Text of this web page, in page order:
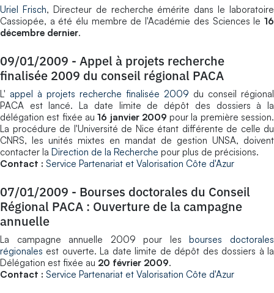
Uriel Frisch, Directeur de recherche émérite dans le laboratoire
Cassiopée, a été élu membre de l'Académie des Sciences le 16
décembre dernier.
09/01/2009 - Appel à projets recherche
finalisée 2009 du conseil régional PACA
L' appel à projets recherche finalisée 2009 du conseil régional
PACA est lancé. La date limite de dépôt des dossiers à la
délégation est fixée au16 janvier 2009 pour la première session.
La procédure de l'Université de Nice étant différente de celle du
CNRS, les unités mixtes en mandat de gestion UNSA, doivent
contacter la Direction de la Recherche pour plus de précisions.
Contact : Service Partenariat et Valorisation Côte d'Azur
07/01/2009 - Bourses doctorales du Conseil
Régional PACA : Ouverture de la campagne
annuelle
La campagne annuelle 2009 pour lesbourses doctorales
régionales est ouverte. La date limite de dépôt des dossiers à la
Délégation est fixée au 20 février 2009.
Contact : Service Partenariat et Valorisation Côte d'Azur